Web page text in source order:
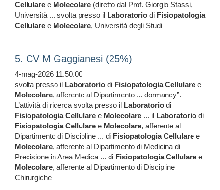
Cellulare e Molecolare (diretto dal Prof. Giorgio Stassi,
Università ... svolta presso il Laboratorio di Fisiopatologia
Cellulare e Molecolare, Università degli Studi
5. CV M Gaggianesi (25%)
4-mag-2026 11.50.00
svolta presso il Laboratorio di Fisiopatologia Cellulare e
Molecolare, afferente al Dipartimento ... dormancy”.
L’attività di ricerca svolta presso il Laboratorio di
Fisiopatologia Cellulare e Molecolare ... il Laboratorio di
Fisiopatologia Cellulare e Molecolare, afferente al
Dipartimento di Discipline ... di Fisiopatologia Cellulare e
Molecolare, afferente al Dipartimento di Medicina di
Precisione in Area Medica ... di Fisiopatologia Cellulare e
Molecolare, afferente al Dipartimento di Discipline
Chirurgiche